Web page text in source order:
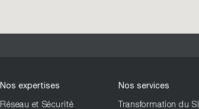
Nos expertises
Réseau et Sécurité
Nos services
Transformation du SI